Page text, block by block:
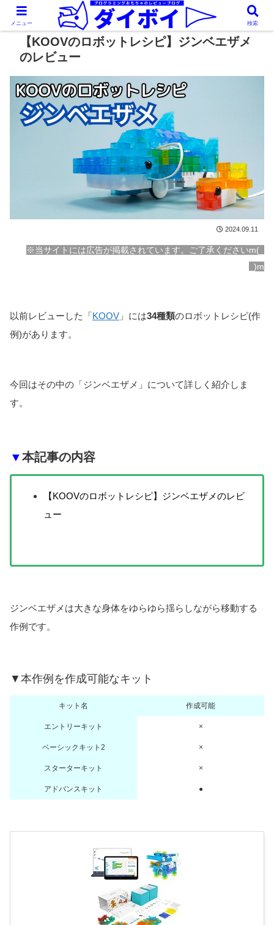
【KOOVのロボットレシピ】ジンベエザメ
のレビュー
2024.09.11
※当サイトには広告が掲載されています。ご了承くださいm(_
_)m
以前レビューした「KOOV 」には34種類のロボットレシピ(作
例)があります。
今回はその中の「ジンベエザメ」について詳しく紹介しま
す。
▼本記事の内容
【KOOVのロボットレシピ】ジンベエザメのレビ
ュー
ジンベエザメは大きな身体をゆらゆら揺らしながら移動する
作例です。
▼本作例を作成可能なキット
キット名 作成可能
エントリーキット ×
ベーシックキット2 ×
スターターキット ×
アドバンスキット ●
メニュー 検索